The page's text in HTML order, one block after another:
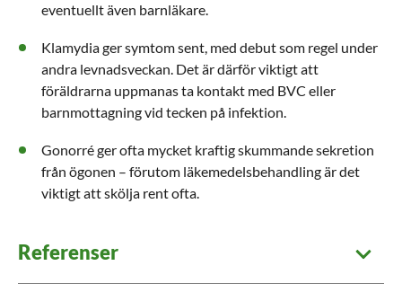
eventuellt även barnläkare.
Klamydia ger symtom sent, med debut som regel under
andra levnadsveckan. Det är därför viktigt att
föräldrarna uppmanas ta kontakt med BVC eller
barnmottagning vid tecken på infektion.
Gonorré ger ofta mycket kraftig skummande sekretion
från ögonen – förutom läkemedelsbehandling är det
viktigt att skölja rent ofta.
Referenser